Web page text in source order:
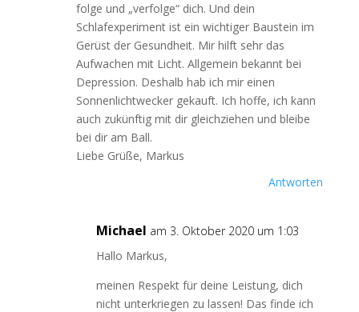
folge und „verfolge“ dich. Und dein
Schlafexperiment ist ein wichtiger Baustein im
Gerüst der Gesundheit. Mir hilft sehr das
Aufwachen mit Licht. Allgemein bekannt bei
Depression. Deshalb hab ich mir einen
Sonnenlichtwecker gekauft. Ich hoffe, ich kann
auch zukünftig mit dir gleichziehen und bleibe
bei dir am Ball.
Liebe Grüße, Markus
Antworten
Michael am 3. Oktober 2020 um 1:03
Hallo Markus,
meinen Respekt für deine Leistung, dich
nicht unterkriegen zu lassen! Das finde ich